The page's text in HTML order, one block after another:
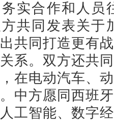
实合作和人员
共同发表关于
共同打造更有
系。双方还共
在电动汽车、
中方愿同西班
工智能、数字